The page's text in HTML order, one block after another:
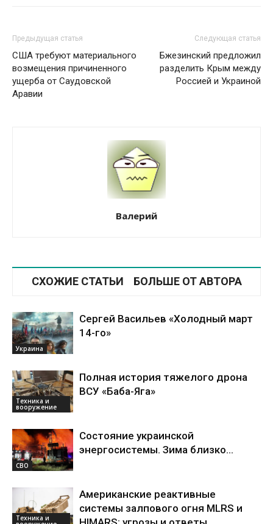
Предыдущая статья
США требуют материального
возмещения причиненного
ущерба от Саудовской
Аравии
Следующая статья
Бжезинский предложил
разделить Крым между
Россией и Украиной
Валерий
СХОЖИЕ СТАТЬИ БОЛЬШЕ ОТ АВТОРА
Украина
Сергей Васильев «Холодный март
14-го»
Техника и
вооружение
Полная история тяжелого дрона
ВСУ «Баба-Яга»
СВО
Состояние украинской
энергосистемы. Зима близко…
Техника и
Американские реактивные
системы залпового огня MLRS и